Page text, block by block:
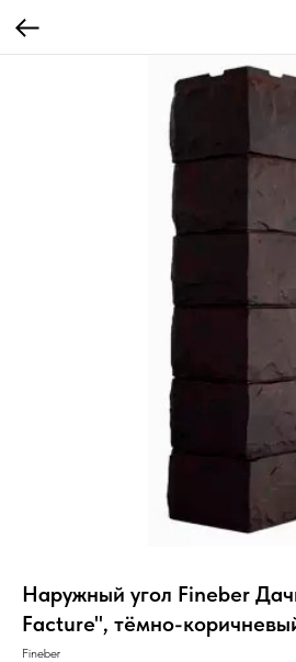
Наружный угол Fineber
Facture", тёмно-
Fineber